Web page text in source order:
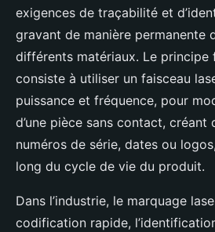
exigences de traçabilité et
gravant de manière permanente
différents matériaux. Le principe
consiste à utiliser un faisceau
puissance et fréquence, pour
d’une pièce sans contact, créant
numéros de série, dates ou
long du cycle de vie du produit.
Dans l’industrie, le marquage
codification rapide,